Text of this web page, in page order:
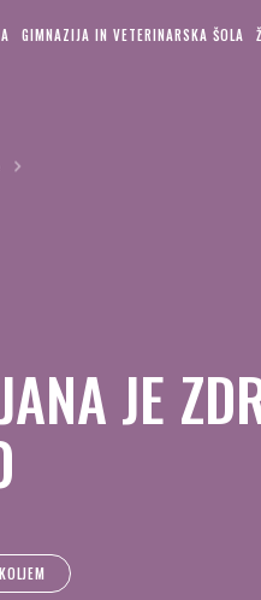
GIMNAZIJA IN VETERINARSKA ŠOLA
JE